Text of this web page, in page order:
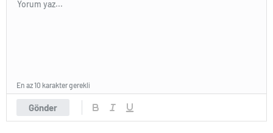
Gönder
En az 10 karakter gerekli